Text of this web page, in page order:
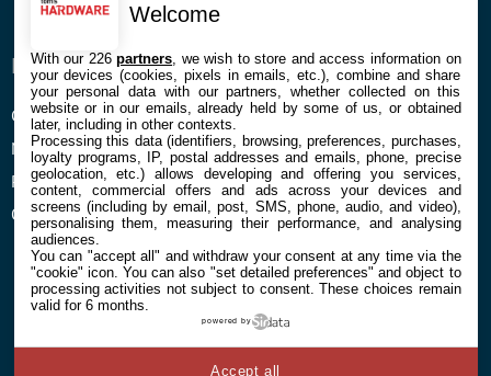
ENTREPRISE
Confidentialité et Cookies
Mentions légales et CGU
Préférences Cookies
Qui sommes nous
À PROPOS
Contact
Welcome
With our 226partners , we wish to store and access information on
your devices (cookies, pixels in emails, etc.), combine and share
your personal data with our partners, whether collected on this
website or in our emails, already held by some of us, or obtained
later, including in other contexts.
Processing this data (identifiers, browsing, preferences, purchases,
loyalty programs, IP, postal addresses and emails, phone, precise
geolocation, etc.) allows developing and offering you services,
content, commercial offers and ads across your devices and
screens (including by email, post, SMS, phone, audio, and video),
personalising them, measuring their performance, and analysing
audiences.
You can "accept all" and withdraw your consent at any time via the
"cookie" icon. You can also "set detailed preferences" and object to
processing activities not subject to consent. These choices remain
valid for 6 months.
powered by
Accept all